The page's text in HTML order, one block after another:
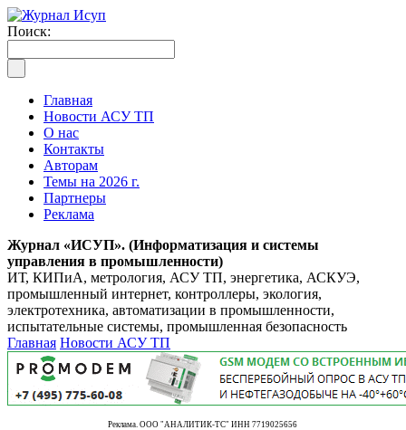
Поиск:
Главная
Новости АСУ ТП
О нас
Контакты
Авторам
Темы на 2026 г.
Партнеры
Реклама
Журнал «ИСУП». (Информатизация и системы
управления в промышленности)
ИТ, КИПиА, метрология, АСУ ТП, энергетика, АСКУЭ,
промышленный интернет, контроллеры, экология,
электротехника, автоматизации в промышленности,
испытательные системы, промышленная безопасность
Главная Новости АСУ ТП
Реклама. ООО "АНАЛИТИК-ТС" ИНН 7719025656